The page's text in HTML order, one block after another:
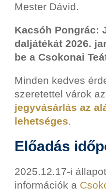
Mester Dávid.
Kacsóh Pongrác:
daljátékát 2026.
be a Csokonai
Minden kedves
szeretettel várok
jegyvásárlás az
lehetséges.
Előadás
2025.12.17-i
információk a